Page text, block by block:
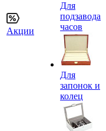
Акции
Для
подзавода
часов
Для
запонок и
колец